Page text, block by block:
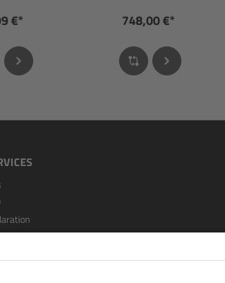
€* 748,00 €*
Source Software